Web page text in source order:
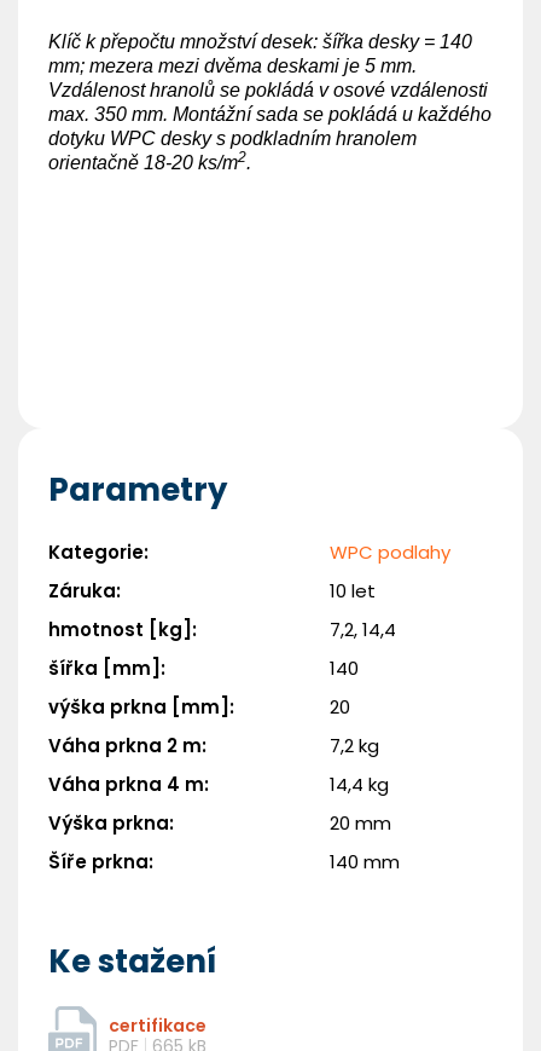
Klíč k přepočtu množství desek: šířka desky = 140
mm; mezera mezi dvěma deskami je 5 mm.
Vzdálenost hranolů se pokládá v osové vzdálenosti
max. 350 mm. Montážní sada se pokládá u každého
dotyku WPC desky s podkladním hranolem
orientačně 18-20 ks/m2.
Parametry
Kategorie:
WPC podlahy
Záruka:
10 let
hmotnost [kg] :
7,2, 14,4
šířka [mm] :
140
výška prkna [mm] :
20
Váha prkna 2 m:
7,2 kg
Váha prkna 4 m:
14,4 kg
Výška prkna:
20 mm
Šíře prkna: 140 mm
Ke stažení
certifikace
PDF
665 kB